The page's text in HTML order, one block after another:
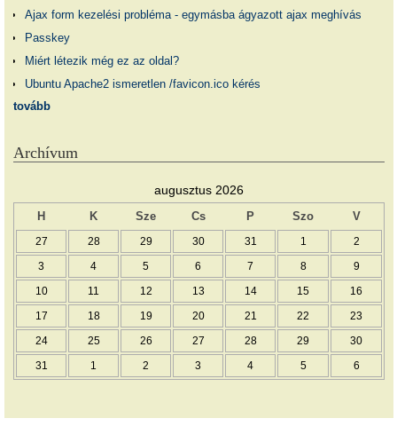
Ajax form kezelési probléma - egymásba ágyazott ajax meghívás
Passkey
Miért létezik még ez az oldal?
Ubuntu Apache2 ismeretlen /favicon.ico kérés
tovább
Archívum
augusztus 2026
H K Sze Cs P Szo V
27 28 29 30 31 1 2
3 4 5 6 7 8 9
10 11 12 13 14 15 16
17 18 19 20 21 22 23
24 25 26 27 28 29 30
31 1 2 3 4 5 6